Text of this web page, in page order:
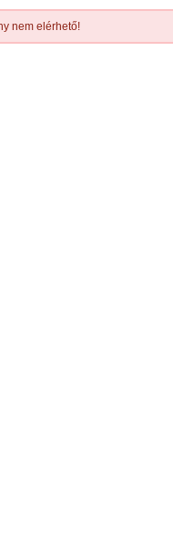
nem elérhető!